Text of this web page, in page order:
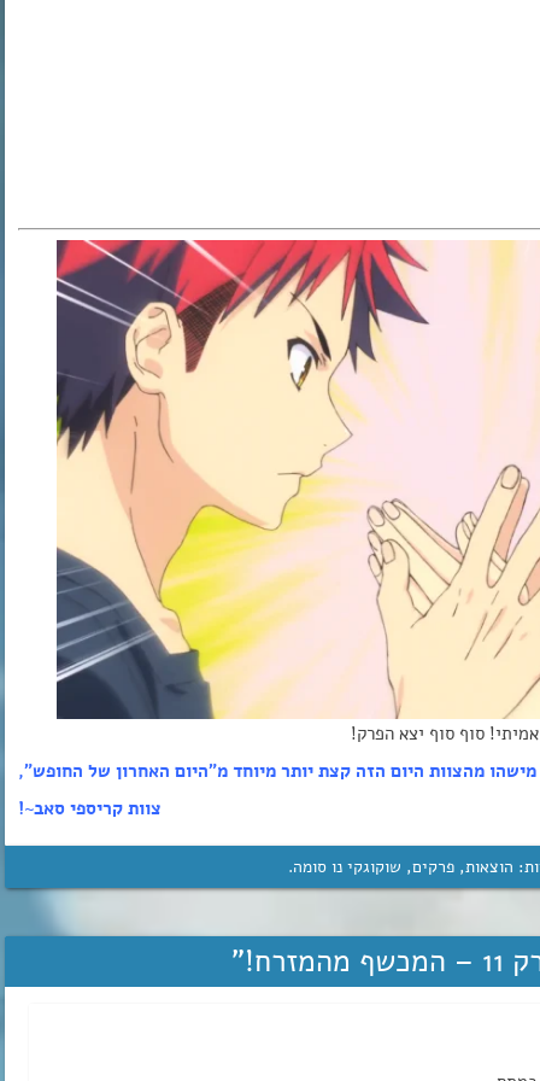
סוף סוף יצא הפרק!
מהצוות היום הזה קצת יותר מיוחד מ”היום האחרון של החופש”,
צוות קריספי סאב~!
הוצאות, פרקים, שוקוגקי נו סומה.
”